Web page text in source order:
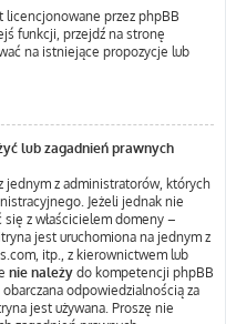
licencjonowane przez phpBB
funkcji, przejdź na stronę
na istniejące propozycje lub
lub zagadnień prawnych
jednym z administratorów, których
Jeżeli jednak nie
z właścicielem domeny –
jest uruchomiona na jednym z
itp., z kierownictwem lub
nie należy do kompetencji phpBB
odpowiedzialnością za
jest używana. Proszę nie